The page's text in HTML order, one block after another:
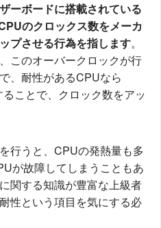
ーボードに搭載されている
のクロックス数をメーカ
プさせる行為を指します。
このオーバークロックが行
、耐性があるCPUなら
ことで、クロック数をアッ
行うと、CPUの発熱量も多
が故障してしまうこともあ
関する知識が豊富な上級者
性という項目を気にする必